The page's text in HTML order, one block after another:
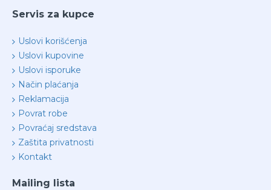
Servis za kupce
Uslovi korišćenja
Uslovi kupovine
Uslovi isporuke
Način plaćanja
Reklamacija
Povrat robe
Povraćaj sredstava
Zaštita privatnosti
Kontakt
Mailing lista